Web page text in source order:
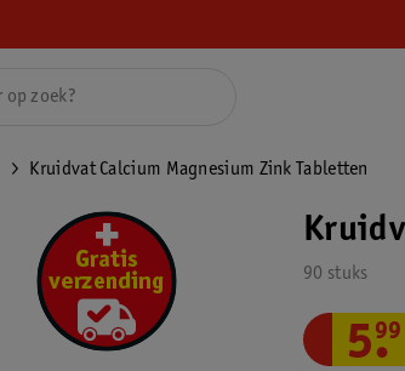
Kruidvat Calcium Magnesium Zink Tabletten
90 stuks
5.
99